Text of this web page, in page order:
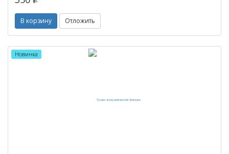
В корзину Отложить
Новинка